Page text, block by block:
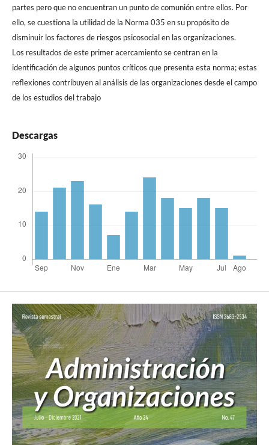
partes pero que no encuentran un punto de comunión entre ellos. Por
ello, se cuestiona la utilidad de la Norma 035 en su propósito de
disminuir los factores de riesgos psicosocial en las organizaciones.
Los resultados de este primer acercamiento se centran en la
identificación de algunos puntos críticos que presenta esta norma; estas
reflexiones contribuyen al análisis de las organizaciones desde el campo
de los estudios del trabajo
Descargas